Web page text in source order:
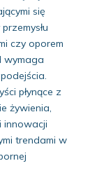
się
czy oporem
wymaga
płynące z
żywienia,
innowacji
trendami w